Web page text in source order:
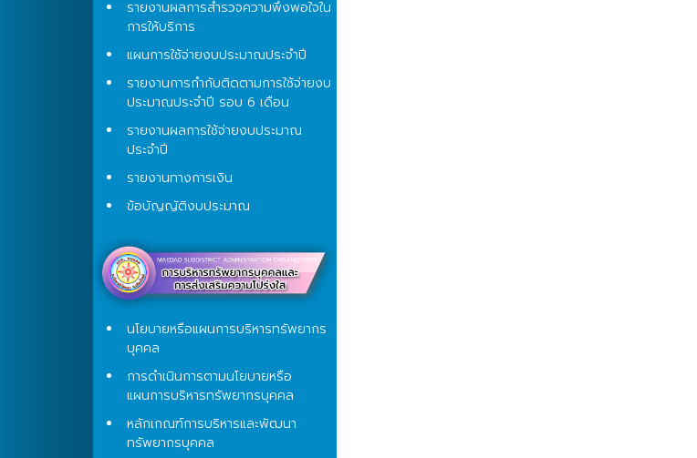
รายงานผลการสำรวจความพึงพอใจใน
การให้บริการ
แผนการใช้จ่ายงบประมาณประจำปี
รายงานการกำกับติดตามการใช้จ่ายงบ
ประมาณประจำปี รอบ 6 เดือน
รายงานผลการใช้จ่ายงบประมาณ
ประจำปี
รายงานทางการเงิน
ข้อบัญญัติงบประมาณ
นโยบายหรือแผนการบริหารทรัพยากร
บุคคล
การดำเนินการตามนโยบายหรือ
แผนการบริหารทรัพยากรบุคคล
หลักเกณฑ์การบริหารและพัฒนา
ทรัพยากรบุคคล